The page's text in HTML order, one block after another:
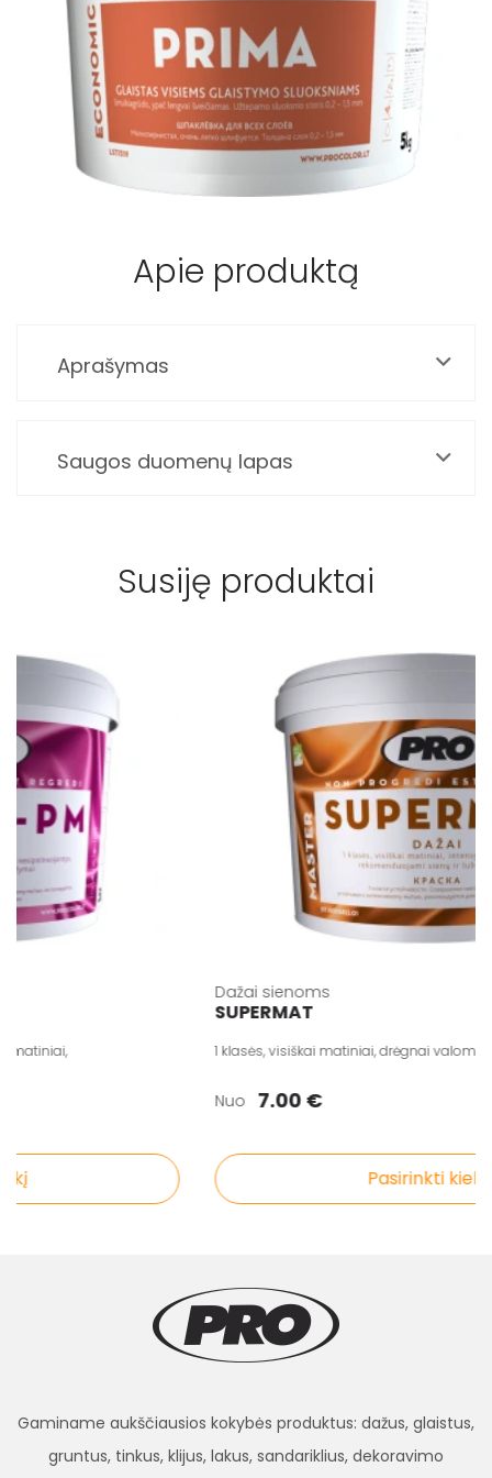
Apie produktą
Aprašymas
Saugos duomenų lapas
Susiję produktai
Dažai sienoms
SUPERMAT
1 klasės, visiškai matiniai, drėgnai valomi.
Nuo 7.00 €
Pasirinkti kiekį
Gaminame aukščiausios kokybės produktus: dažus, glaistus,
gruntus, tinkus, klijus, lakus, sandariklius, dekoravimo